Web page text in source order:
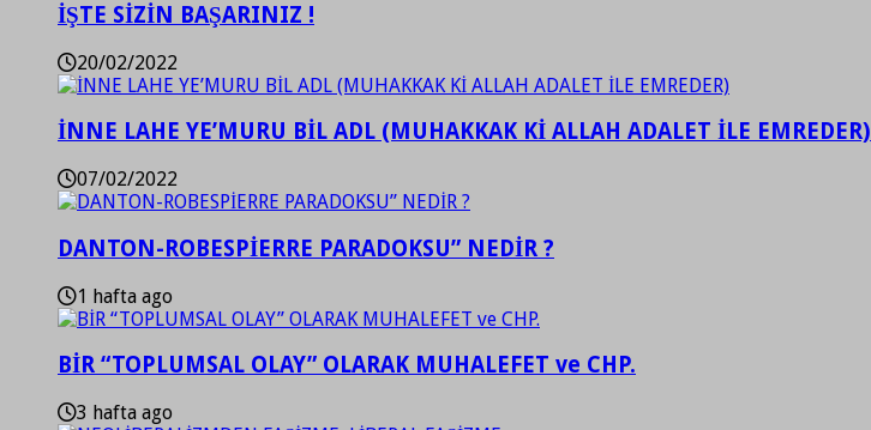
İŞTE SİZİN BAŞARINIZ !
20/02/2022
İNNE LAHE YE’MURU BİL ADL (MUHAKKAK Kİ ALLAH ADALET İLE EMREDER)
07/02/2022
DANTON-ROBESPİERRE PARADOKSU” NEDİR ?
1 hafta ago
BİR “TOPLUMSAL OLAY” OLARAK MUHALEFET ve CHP.
3 hafta ago